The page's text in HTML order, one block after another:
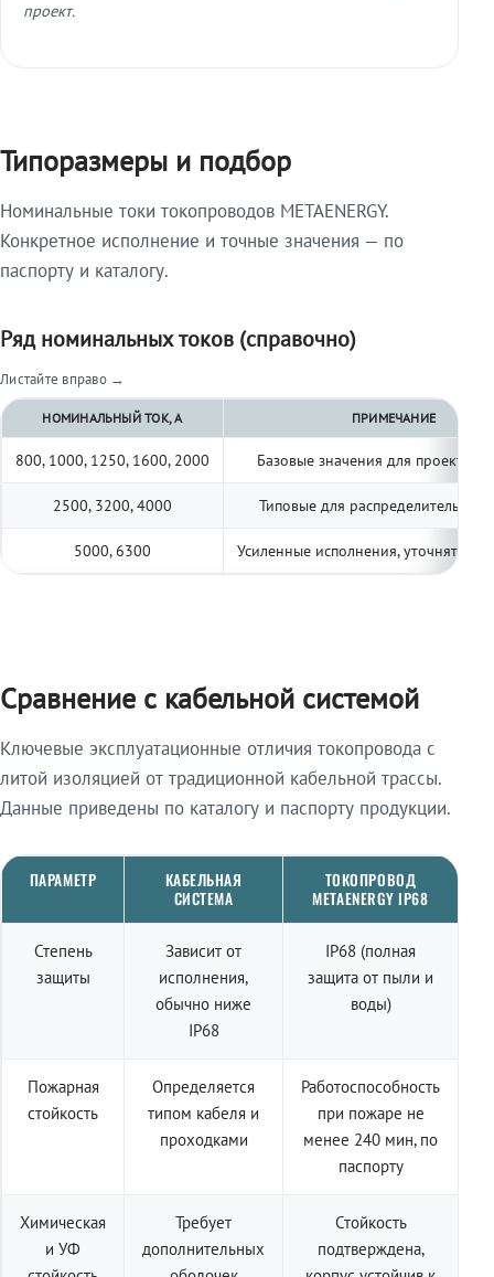
проект.
Типоразмеры и подбор
Номинальные токи токопроводов METAENERGY.
Конкретное исполнение и точные значения — по
паспорту и каталогу.
Ряд номинальных токов (справочно)
Листайте вправо →
НОМИНАЛЬНЫЙ ТОК, А ПРИМЕЧАНИЕ
800, 1000, 1250, 1600, 2000 Базовые значения для
2500, 3200, 4000 Типовые для распределительных
5000, 6300 Усиленные исполнения, уточнять по
Сравнение с кабельной системой
Ключевые эксплуатационные отличия токопровода с
литой изоляцией от традиционной кабельной трассы.
Данные приведены по каталогу и паспорту продукции.
ПАРАМЕТР
КАБЕЛЬНАЯ
СИСТЕМА
ТОКОПРОВОД
METAENERGY IP68
Степень
защиты
Зависит от
исполнения,
обычно ниже
IP68
IP68 (полная
защита от пыли и
воды)
Пожарная
стойкость
Определяется
типом кабеля и
проходками
Работоспособность
при пожаре не
менее 240 мин, по
паспорту
Химическая
и УФ
Требует
дополнительных
Стойкость
подтверждена,